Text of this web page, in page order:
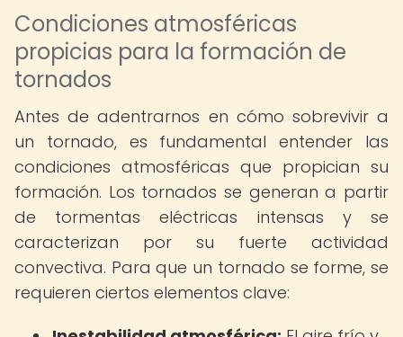
Condiciones atmosféricas
propicias para la formación de
tornados
Antes de adentrarnos en cómo sobrevivir a
un tornado, es fundamental entender las
condiciones atmosféricas que propician su
formación. Los tornados se generan a partir
de tormentas eléctricas intensas y se
caracterizan por su fuerte actividad
convectiva. Para que un tornado se forme, se
requieren ciertos elementos clave: